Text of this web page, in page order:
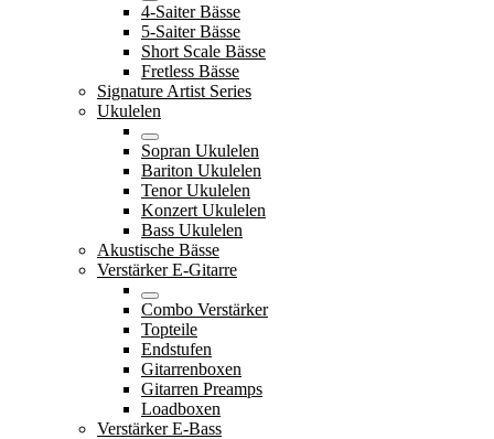
4-Saiter Bässe
5-Saiter Bässe
Short Scale Bässe
Fretless Bässe
Signature Artist Series
Ukulelen
Sopran Ukulelen
Bariton Ukulelen
Tenor Ukulelen
Konzert Ukulelen
Bass Ukulelen
Akustische Bässe
Verstärker E-Gitarre
Combo Verstärker
Topteile
Endstufen
Gitarrenboxen
Gitarren Preamps
Loadboxen
Verstärker E-Bass